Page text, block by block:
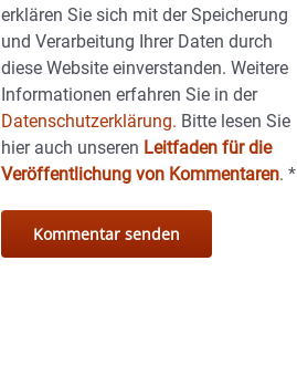
erklären Sie sich mit der Speicherung
und Verarbeitung Ihrer Daten durch
diese Website einverstanden. Weitere
Informationen erfahren Sie in der
Datenschutzerklärung. Bitte lesen Sie
hier auch unseren Leitfaden für die
Veröffentlichung von Kommentaren.*